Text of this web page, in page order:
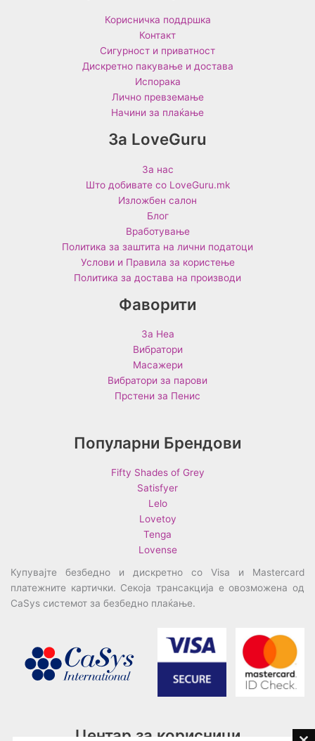
Корисничка поддршка
Контакт
Сигурност и приватност
Дискретно пакување и достава
Испорака
Лично превземање
Начини за плаќање
За LoveGuru
За нас
Што добивате со LoveGuru.mk
Изложбен салон
Блог
Вработување
Политика за заштита на лични податоци
Услови и Правила за користење
Политика за достава на производи
Фаворити
За Неа
Вибратори
Масажери
Вибратори за парови
Прстени за Пенис
Популарни Брендови
Fifty Shades of Grey
Satisfyer
Lelo
Lovetoy
Tenga
Lovense
Купувајте безбедно и дискретно со Visa и Mastercard
платежните картички. Секоја трансакција е овозможена од
CaSys системот за безбедно плаќање.
Центар за корисници